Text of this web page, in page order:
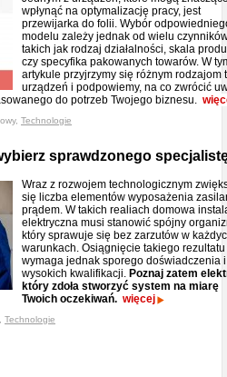
wpłynąć na optymalizację pracy, jest
przewijarka do folii. Wybór
modelu zależy jednak od wielu
takich jak rodzaj działalności, skala
czy specyfika pakowanych towarów. W
artykule przyjrzymy się różnym rodzajom
urządzeń i podpowiemy, na co zwrócić
do potrzeb Twojego biznesu.
Technologie
sprawdzonego
Wraz z rozwojem technologicznym
się liczba elementów wyposażenia
prądem. W takich realiach domowa
elektryczna musi stanowić spójny
który sprawuje się bez zarzutów w
warunkach. Osiągnięcie takiego rezultatu
wymaga jednak sporego doświadczenia i
wysokich kwalifikacji. Poznaj zatem
który zdoła stworzyć system na miarę
Twoich oczekiwań. więcej
Technologie